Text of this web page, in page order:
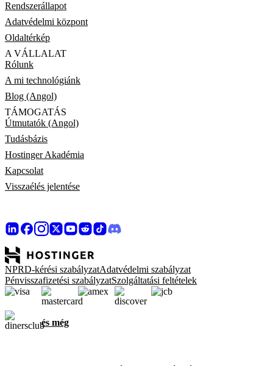
Rendszerállapot
Adatvédelmi központ
Oldaltérkép
A VÁLLALAT
Rólunk
A mi technológiánk
Blog (Angol)
TÁMOGATÁS
Útmutatók (Angol)
Tudásbázis
Hostinger Akadémia
Kapcsolat
Visszaélés jelentése
NPRD-kérési szabályzatAdatvédelmi szabályzat
Pénvisszafizetési szabályzatSzolgáltatási feltételek
és még